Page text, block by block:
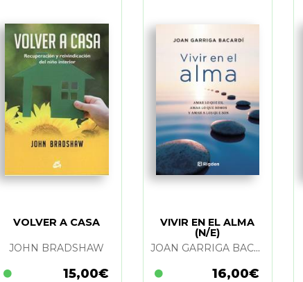
VOLVER A CASA
JOHN BRADSHAW
15,00€
VIVIR EN EL ALMA
(N/E)
JOAN GARRIGA BACARDI
16,00€